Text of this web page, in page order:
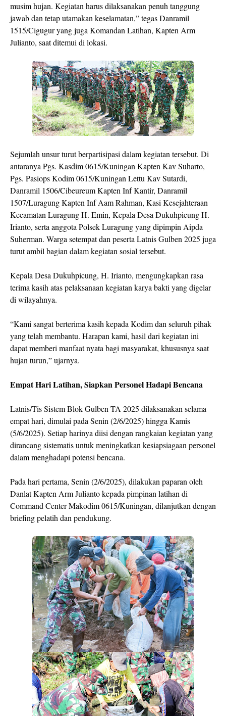
musim hujan. Kegiatan harus dilaksanakan penuh tanggung
jawab dan tetap utamakan keselamatan,” tegas Danramil
1515/Cigugur yang juga Komandan Latihan, Kapten Arm
Julianto, saat ditemui di lokasi.
Sejumlah unsur turut berpartisipasi dalam kegiatan tersebut. Di
antaranya Pgs. Kasdim 0615/Kuningan Kapten Kav Suharto,
Pgs. Pasiops Kodim 0615/Kuningan Lettu Kav Sutardi,
Danramil 1506/Cibeureum Kapten Inf Kantir, Danramil
1507/Luragung Kapten Inf Aam Rahman, Kasi Kesejahteraan
Kecamatan Luragung H. Emin, Kepala Desa Dukuhpicung H.
Irianto, serta anggota Polsek Luragung yang dipimpin Aipda
Suherman. Warga setempat dan peserta Latnis Gulben 2025 juga
turut ambil bagian dalam kegiatan sosial tersebut.
Kepala Desa Dukuhpicung, H. Irianto, mengungkapkan rasa
terima kasih atas pelaksanaan kegiatan karya bakti yang digelar
di wilayahnya.
“Kami sangat berterima kasih kepada Kodim dan seluruh pihak
yang telah membantu. Harapan kami, hasil dari kegiatan ini
dapat memberi manfaat nyata bagi masyarakat, khususnya saat
hujan turun,” ujarnya.
Empat Hari Latihan, Siapkan Personel Hadapi Bencana
Latnis/Tis Sistem Blok Gulben TA 2025 dilaksanakan selama
empat hari, dimulai pada Senin (2/6/2025) hingga Kamis
(5/6/2025). Setiap harinya diisi dengan rangkaian kegiatan yang
dirancang sistematis untuk meningkatkan kesiapsiagaan personel
dalam menghadapi potensi bencana.
Pada hari pertama, Senin (2/6/2025), dilakukan paparan oleh
Danlat Kapten Arm Julianto kepada pimpinan latihan di
Command Center Makodim 0615/Kuningan, dilanjutkan dengan
briefing pelatih dan pendukung.